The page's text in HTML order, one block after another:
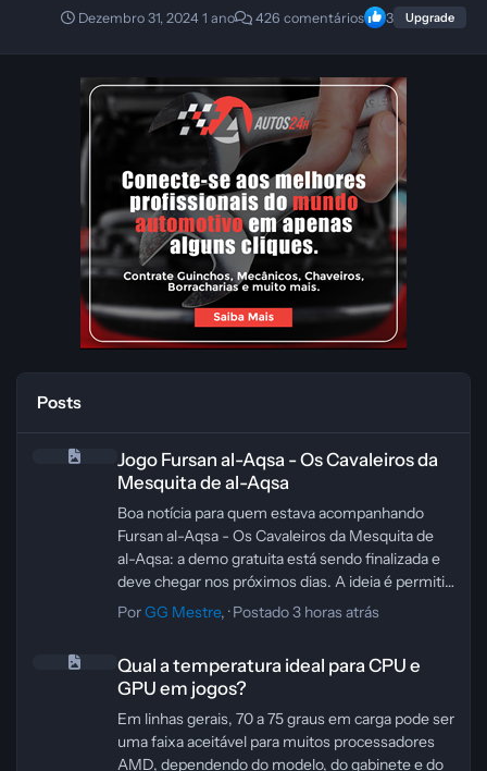
Dezembro 31, 2024 1 ano 426 comentários 3 Upgrade
Posts
Jogo Fursan al-Aqsa - Os Cavaleiros da
Mesquita de al-Aqsa
Boa notícia para quem estava acompanhando
Fursan al-Aqsa - Os Cavaleiros da Mesquita de
al-Aqsa: a demo gratuita está sendo finalizada e
deve chegar nos próximos dias. A ideia é permitir
que qualquer pessoa teste a jogabilidade, aprenda
Além de servir como porta de entrada para o
game, a demo também vai ajudar o
desenvolvedor a coletar feedback e ajustar
pontos importantes antes do lançamento
completo. Para quem curte acompanhar projetos
PorGG Mestre, ·Postado3 horas atrás
Qual a temperatura ideal para CPU e
GPU em jogos?
Em linhas gerais, 70 a 75 graus em carga pode ser
uma faixa aceitável para muitos processadores
AMD, dependendo do modelo, do gabinete e do